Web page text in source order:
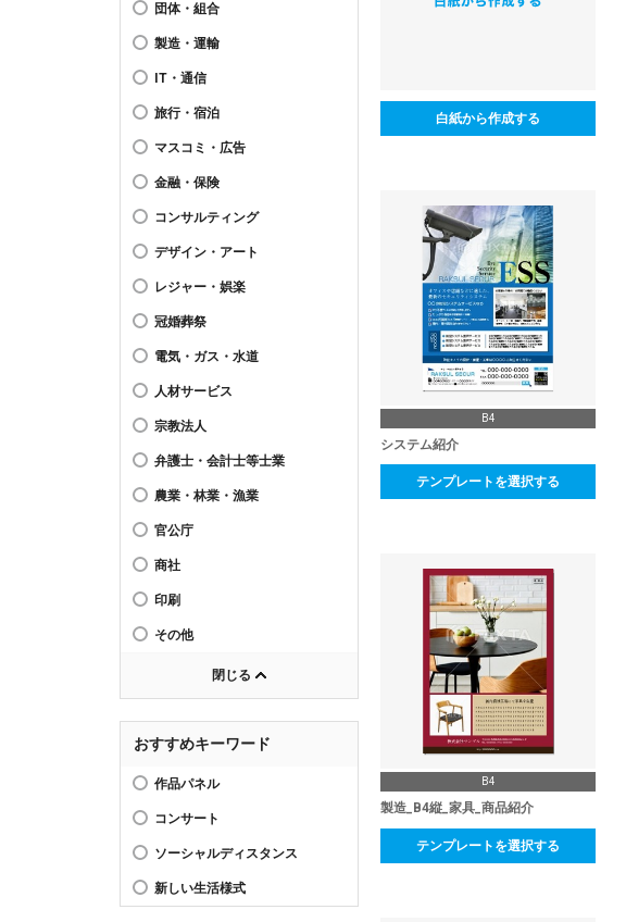
団体・組合
製造・運輸
IT・通信
旅行・宿泊
マスコミ・広告
金融・保険
コンサルティング
デザイン・アート
レジャー・娯楽
冠婚葬祭
電気・ガス・水道
人材サービス
宗教法人
弁護士・会計士等士業
農業・林業・漁業
官公庁
商社
印刷
その他
閉じる
おすすめキーワード
作品パネル
コンサート
ソーシャルディスタンス
新しい生活様式
白紙から作成する
B4
システム紹介
テンプレートを選択する
B4
製造_B4縦_家具_商品紹介
テンプレートを選択する